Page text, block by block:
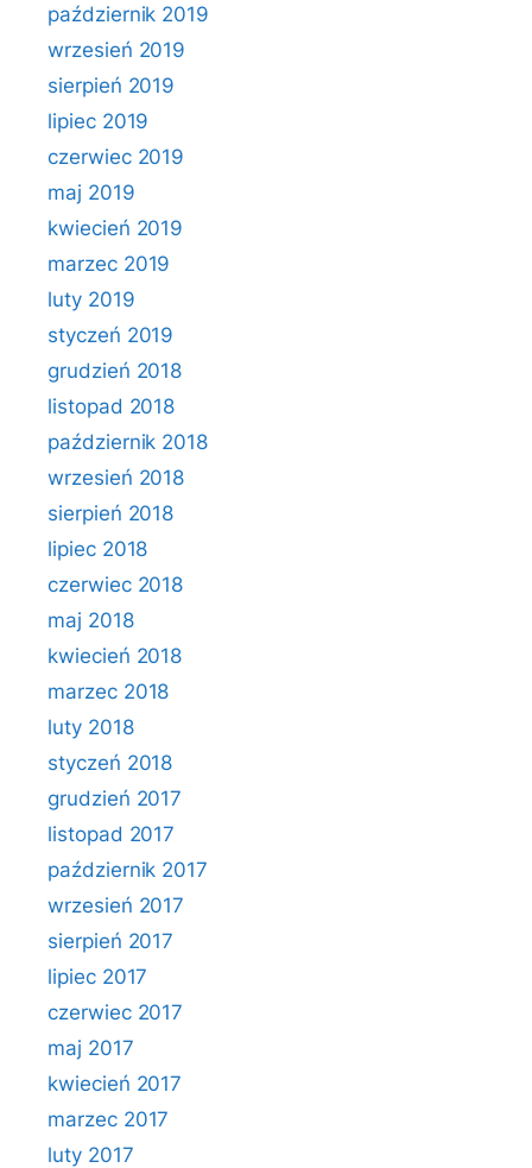
październik 2019
wrzesień 2019
sierpień 2019
lipiec 2019
czerwiec 2019
maj 2019
kwiecień 2019
marzec 2019
luty 2019
styczeń 2019
grudzień 2018
listopad 2018
październik 2018
wrzesień 2018
sierpień 2018
lipiec 2018
czerwiec 2018
maj 2018
kwiecień 2018
marzec 2018
luty 2018
styczeń 2018
grudzień 2017
listopad 2017
październik 2017
wrzesień 2017
sierpień 2017
lipiec 2017
czerwiec 2017
maj 2017
kwiecień 2017
marzec 2017
luty 2017